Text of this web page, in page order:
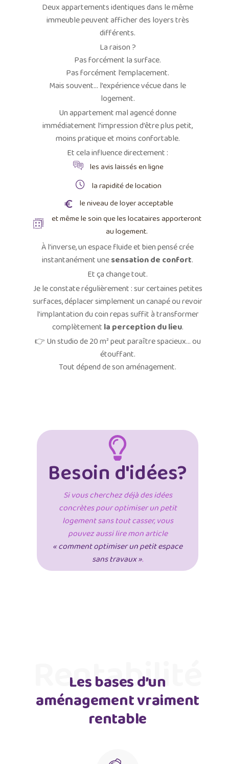
Deux appartements identiques dans le même
immeuble peuvent afficher des loyers très
différents.
La raison ?
Pas forcément la surface.
Pas forcément l’emplacement.
Mais souvent… l’expérience vécue dans le
logement.
Un appartement mal agencé donne
immédiatement l’impression d’être plus petit,
moins pratique et moins confortable.
Et cela influence directement :
les avis laissés en ligne
la rapidité de location
le niveau de loyer acceptable
et même le soin que les locataires apporteront
au logement.
À l’inverse, un espace fluide et bien pensé crée
instantanément unesensation de confort.
Et ça change tout.
Je le constate régulièrement : sur certaines petites
surfaces, déplacer simplement un canapé ou revoir
l’implantation du coin repas suffit à transformer
complètement la perception du lieu.
👉 Un studio de 20 m² peut paraître spacieux… ou
étouffant.
Tout dépend de son aménagement.
Besoin d'idées?
Si vous cherchez déjà des idées
concrètes pour optimiser un petit
logement sans tout casser, vous
pouvez aussi lire mon article
« comment optimiser un petit espace
sans travaux ».
Les bases d’un
aménagement vraiment
rentable
Rentabilité